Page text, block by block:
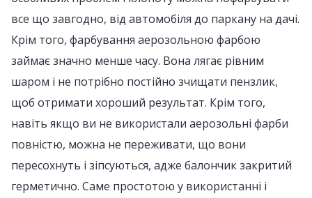
все що завгодно, від автомобіля до паркану на дачі.
Крім того, фарбування аерозольною фарбою
займає значно менше часу. Вона лягає рівним
шаром і не потрібно постійно зчищати пензлик,
щоб отримати хороший результат. Крім того,
навіть якщо ви не використали аерозольні фарби
повністю, можна не переживати, що вони
пересохнуть і зіпсуються, адже балончик закритий
герметично. Саме простотою у використанні і